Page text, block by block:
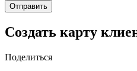
Отправить
Создать карту
Поделиться